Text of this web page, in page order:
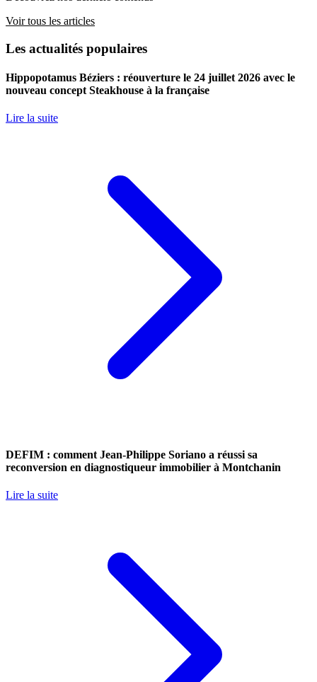
Voir tous les articles
Les actualités populaires
Hippopotamus Béziers : réouverture le 24 juillet 2026 avec le
nouveau concept Steakhouse à la française
Lire la suite
DEFIM : comment Jean-Philippe Soriano a réussi sa
reconversion en diagnostiqueur immobilier à Montchanin
Lire la suite